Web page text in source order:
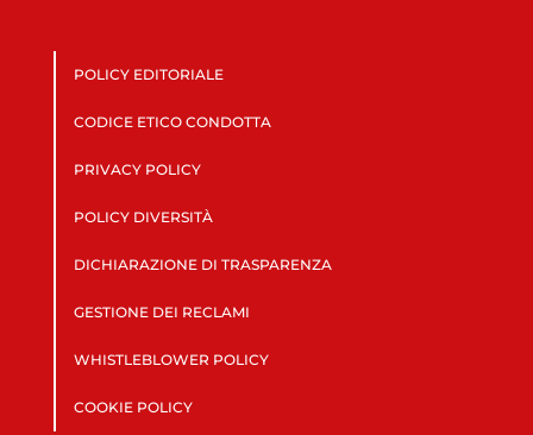
POLICY EDITORIALE
CODICE ETICO CONDOTTA
PRIVACY POLICY
POLICY DIVERSITÀ
DICHIARAZIONE DI TRASPARENZA
GESTIONE DEI RECLAMI
WHISTLEBLOWER POLICY
COOKIE POLICY